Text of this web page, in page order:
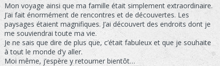
Mon voyage ainsi que ma famille était simplement extraordinaire.
J’ai fait énormément de rencontres et de découvertes. Les
paysages étaient magnifiques. J’ai découvert des endroits dont je
me souviendrai toute ma vie.
Je ne sais que dire de plus que, c’était fabuleux et que je souhaite
à tout le monde d’y aller.
Moi même, j’espère y retourner bientôt…